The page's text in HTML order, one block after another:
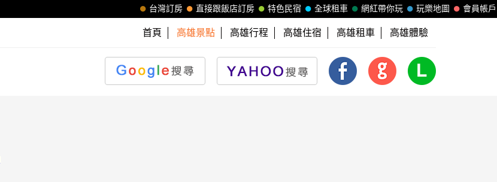
會員帳戶
玩樂地圖
網紅帶你玩
全球租車
特色民宿
直接跟飯店訂房
台灣訂房
首頁 高雄景點 高雄行程 高雄住宿 高雄租車 高雄體驗